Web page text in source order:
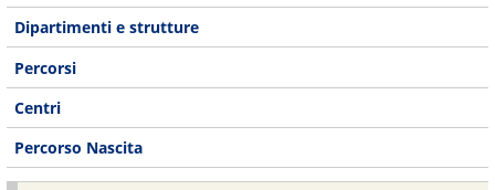
Dipartimenti e strutture
Percorsi
Centri
Percorso Nascita